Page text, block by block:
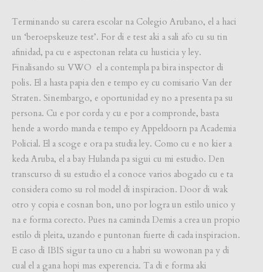
Terminando su carera escolar na Colegio Arubano, el a haci
un ‘beroepskeuze test’. For di e test aki a sali afo cu su tin
afinidad, pa cu e aspectonan relata cu husticia y ley.
Finalisando su VWO el a contempla pa bira inspector di
polis. El a hasta papia den e tempo ey cu comisario Van der
Straten. Sinembargo, e oportunidad ey no a presenta pa su
persona. Cu e por corda y cu e por a compronde, basta
hende a wordo manda e tempo ey Appeldoorn pa Academia
Policial. El a scoge e ora pa studia ley. Como cu e no kier a
keda Aruba, el a bay Hulanda pa sigui cu mi estudio. Den
transcurso di su estudio el a conoce varios abogado cu e ta
considera como su rol model di inspiracion. Door di wak
otro y copia e cosnan bon, uno por logra un estilo unico y
na e forma corecto. Pues na caminda Demis a crea un propio
estilo di pleita, uzando e puntonan fuerte di cada inspiracion.
E caso di IBIS sigur ta uno cu a habri su wowonan pa y di
cual el a gana hopi mas experencia. Ta di e forma aki